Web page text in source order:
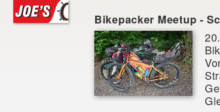
Bikepacker Meetup -